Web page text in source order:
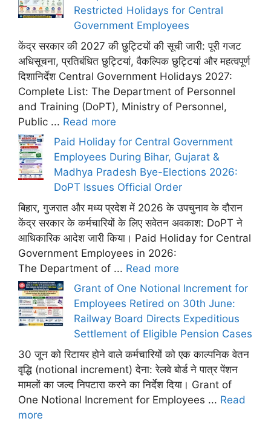
Restricted Holidays for Central
Government Employees
केंद्र सरकार की 2027 की छुट्टियों की सूची जारी: पूरी गजट
अधिसूचना, प्रतिबंधित छुट्टियां, वैकल्पिक छुट्टियां और महत्वपूर्ण
दिशानिर्देश Central Government Holidays 2027:
Complete List: The Department of Personnel
and Training (DoPT), Ministry of Personnel,
Public ... Read more
Paid Holiday for Central Government
Employees During Bihar, Gujarat &
Madhya Pradesh Bye-Elections 2026:
DoPT Issues Official Order
बिहार, गुजरात और मध्य प्रदेश में 2026 के उपचुनाव के दौरान
केंद्र सरकार के कर्मचारियों के लिए सवेतन अवकाश: DoPT ने
आधिकारिक आदेश जारी किया। Paid Holiday for Central
Government Employees in 2026:
The Department of ... Read more
Grant of One Notional Increment for
Employees Retired on 30th June:
Railway Board Directs Expeditious
Settlement of Eligible Pension Cases
30 जून को रिटायर होने वाले कर्मचारियों को एक काल्पनिक वेतन
वृद्धि (notional increment) देना: रेलवे बोर्ड ने पात्र पेंशन
मामलों का जल्द निपटारा करने का निर्देश दिया। Grant of
One Notional Increment for Employees ... Read
more